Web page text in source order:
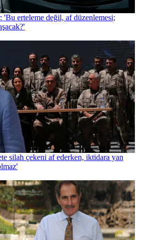
erteleme değil, af düzenlemesi;
silah çekeni af ederken, iktidara yan